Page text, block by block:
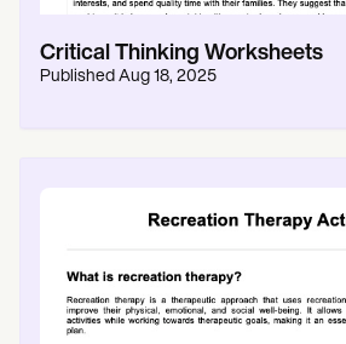
Critical Thinking Worksheets
Published Aug 18, 2025